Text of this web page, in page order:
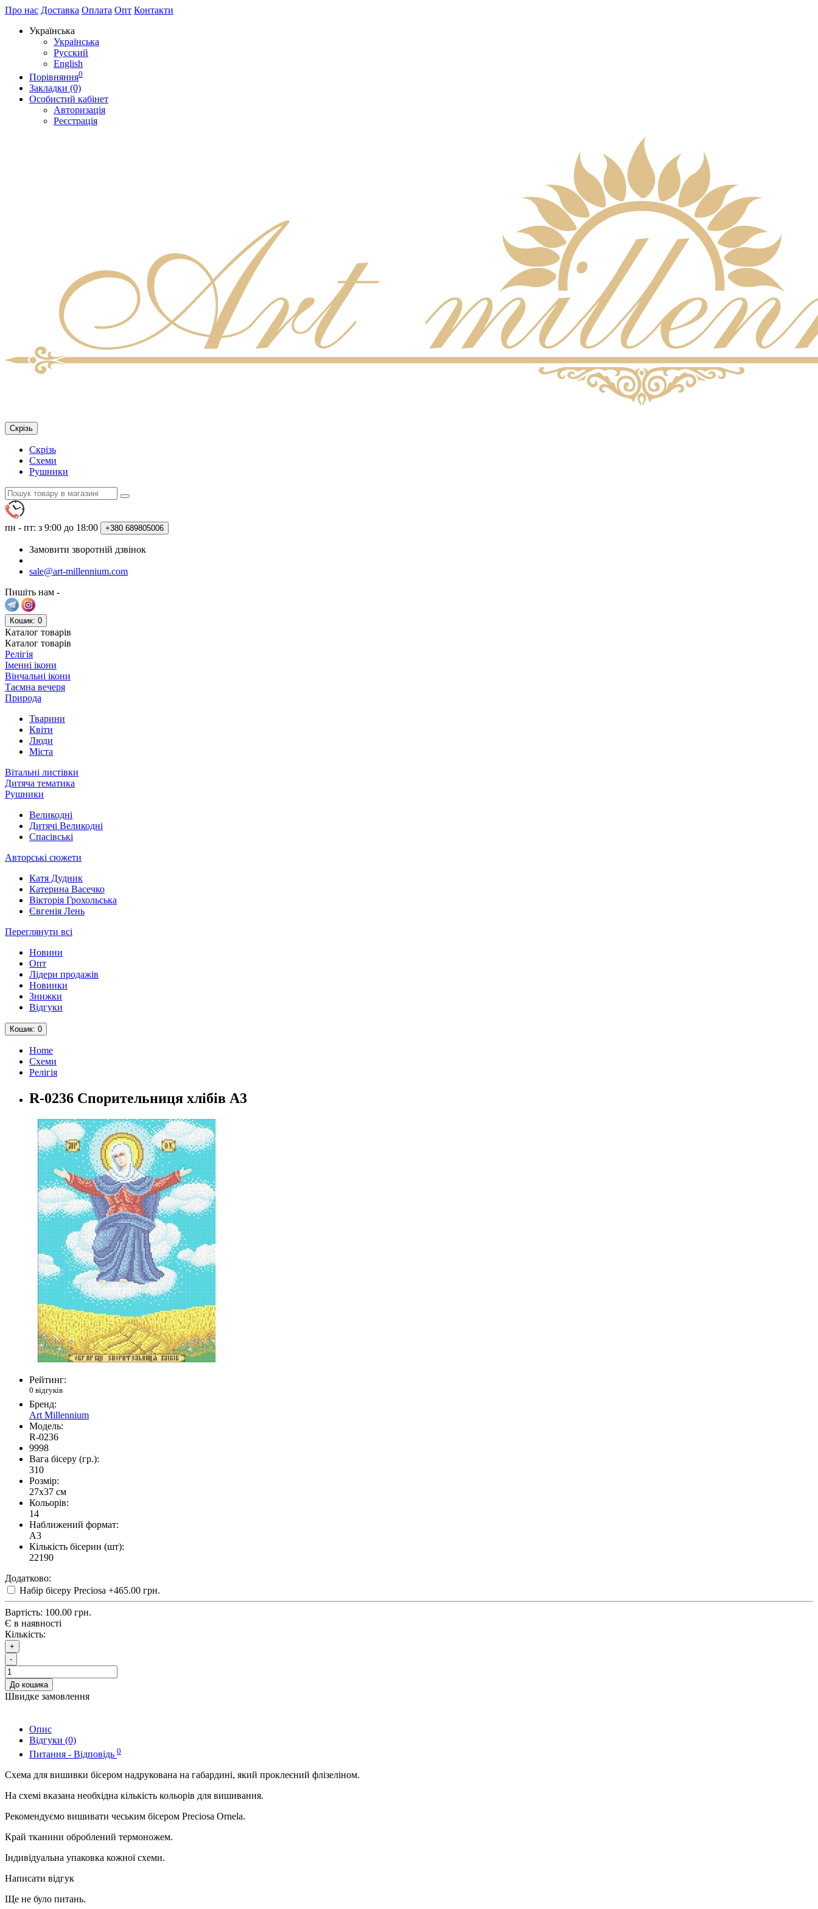
Про нас Доставка Оплата Опт Контакти
Українська
Українська
Русский
English
Порівняння0
Закладки (0)
Особистий кабінет
Авторизація
Реєстрація
Скрізь
Скрізь
Схеми
Рушники
пн - пт: з 9:00 до 18:00 +380 689805006
Замовити зворотній дзвінок
sale@art-millennium.com
Пишіть нам -
Кошик: 0
Каталог товарів
Каталог товарів
Релігія
Іменні ікони
Вінчальні ікони
Таємна вечеря
Природа
Тварини
Квіти
Люди
Міста
Вітальні листівки
Дитяча тематика
Рушники
Великодні
Дитячі Великодні
Спасівські
Авторські сюжети
Катя Дудник
Катерина Васечко
Вікторія Грохольська
Євгенія Лень
Переглянути всі
Новини
Опт
Лідери продажів
Новинки
Знижки
Відгуки
Кошик: 0
Home
Схеми
Релігія
R-0236 Спорительниця хлібів А3
Рейтинг:
0 відгуків
Бренд:
Art Millennium
Модель:
R-0236
9998
Вага бісеру (гр.):
310
Розмір:
27x37 см
Кольорів:
14
Наближений формат:
A3
Кількість бісерин (шт):
22190
Додатково:
Набір бісеру Preciosa +465.00 грн.
Вартість: 100.00 грн.
Є в наявності
Кількість:
+
-
До кошика
Швидке замовлення
Опис
Відгуки (0)
Питання - Відповідь 0
Схема для вишивки бісером надрукована на габардині, який проклеєний флізеліном.
На схемі вказана необхідна кількість кольорів для вишивання.
Рекомендуємо вишивати чеським бісером Preciosa Ornela.
Край тканини оброблений термоножем.
Індивідуальна упаковка кожної схеми.
Написати відгук
Ще не було питань.